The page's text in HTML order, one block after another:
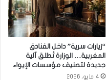
“زيارات سرية” داخل الفنادق
المغربية… الوزارة تُطلق آلية
جديدة لتصنيف مؤسسات الإيواء
4 مايو، 2026